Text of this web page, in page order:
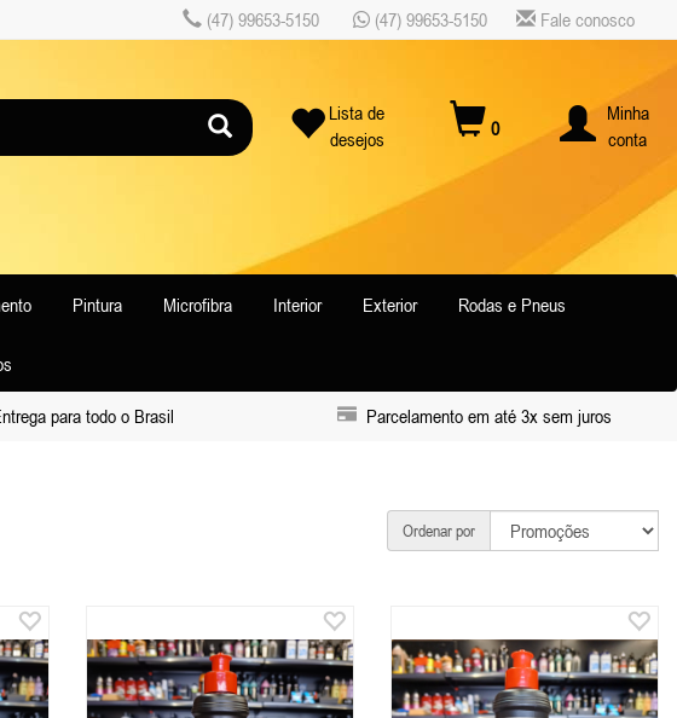
(47) 99653-5150 (47) 99653-5150 Fale conosco
Lista de
desejos
0
Minha
conta
Pintura Microfibra Interior Exterior Rodas e Pneus
para todo o Brasil
Parcelamento em até 3x sem juros
Ordenar por